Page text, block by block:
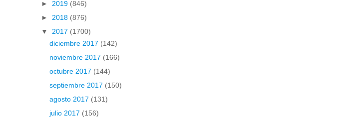
► 2019 (846)
► 2018 (876)
▼ 2017 (1700)
diciembre 2017 (142)
noviembre 2017 (166)
octubre 2017 (144)
septiembre 2017 (150)
agosto 2017 (131)
julio 2017 (156)